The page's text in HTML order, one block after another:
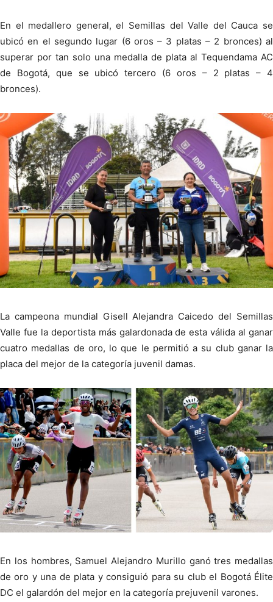
En el medallero general, el Semillas del Valle del Cauca se
ubicó en el segundo lugar (6 oros – 3 platas – 2 bronces) al
superar por tan solo una medalla de plata al Tequendama AC
de Bogotá, que se ubicó tercero (6 oros – 2 platas – 4
bronces).
La campeona mundial Gisell Alejandra Caicedo del Semillas
Valle fue la deportista más galardonada de esta válida al ganar
cuatro medallas de oro, lo que le permitió a su club ganar la
placa del mejor de la categoría juvenil damas.
En los hombres, Samuel Alejandro Murillo ganó tres medallas
de oro y una de plata y consiguió para su club el Bogotá Élite
DC el galardón del mejor en la categoría prejuvenil varones.